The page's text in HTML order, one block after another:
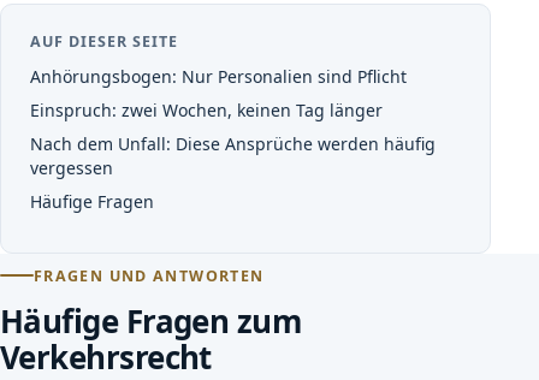
AUF DIESER SEITE
Anhörungsbogen: Nur Personalien sind Pflicht
Einspruch: zwei Wochen, keinen Tag länger
Nach dem Unfall: Diese Ansprüche werden häufig
vergessen
Häufige Fragen
FRAGEN UND ANTWORTEN
Häufige Fragen zum
Verkehrsrecht